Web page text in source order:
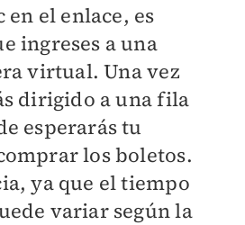
el enlace, es
ingreses a una
virtual. Una vez
dirigido a una fila
esperarás tu
los boletos.
ya que el tiempo
variar según la